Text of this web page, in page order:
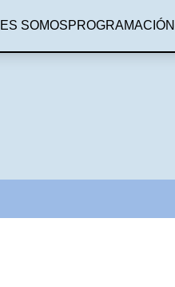
SOMOSPROGRAMACIÓN